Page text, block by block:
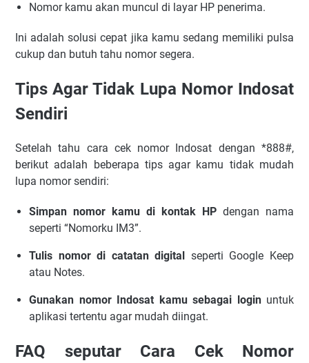
Nomor kamu akan muncul di layar HP penerima.
Ini adalah solusi cepat jika kamu sedang memiliki pulsa
cukup dan butuh tahu nomor segera.
Tips Agar Tidak Lupa Nomor Indosat
Sendiri
Setelah tahu cara cek nomor Indosat dengan *888#,
berikut adalah beberapa tips agar kamu tidak mudah
lupa nomor sendiri:
Simpan nomor kamu di kontak HP dengan nama
seperti “Nomorku IM3”.
Tulis nomor di catatan digital seperti Google Keep
atau Notes.
Gunakan nomor Indosat kamu sebagai loginuntuk
aplikasi tertentu agar mudah diingat.
FAQ seputar Cara Cek Nomor